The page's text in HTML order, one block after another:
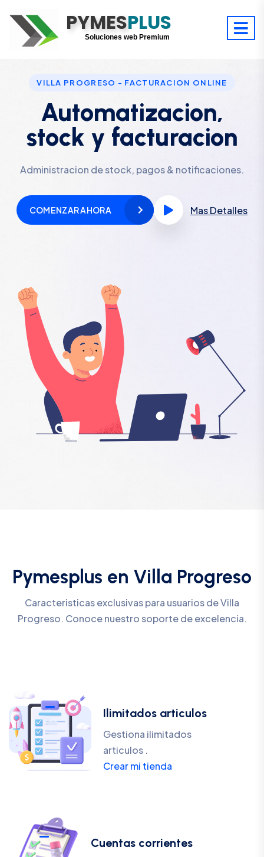
PYMESPLUS
Digitaliza tu éxito
Soluciones web Premium
VILLA PROGRESO - FACTURACION ONLINE
Automatizacion,
stock y facturacion
Administracion de stock, pagos & notificaciones.
COMENZAR AHORA Mas Detalles
Pymesplus en Villa Progreso
Caracteristicas exclusivas para usuarios de Villa
Progreso. Conoce nuestro soporte de excelencia.
Ilimitados articulos
Gestiona ilimitados
articulos .
Crear mi tienda
Cuentas corrientes